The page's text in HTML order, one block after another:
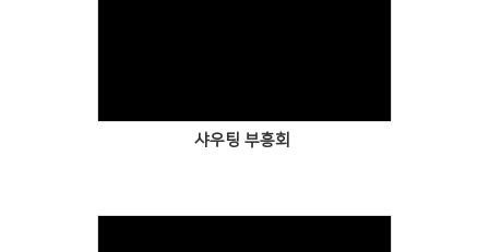
샤우팅 부흥회